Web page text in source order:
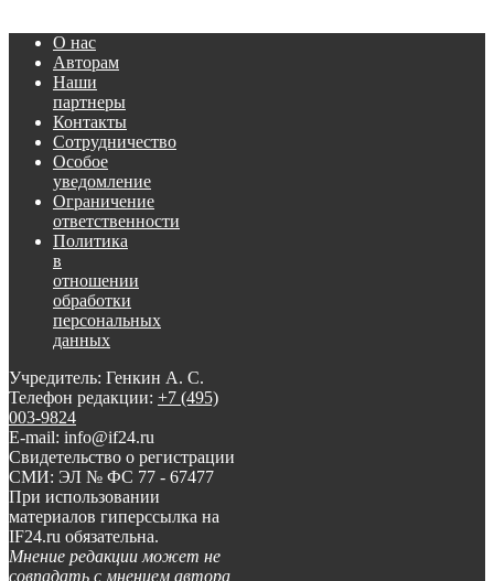
О нас
Авторам
Наши
партнеры
Контакты
Сотрудничество
Особое
уведомление
Ограничение
ответственности
Политика
в
отношении
обработки
персональных
данных
Учредитель: Генкин А. С.
Телефон редакции: +7 (495)
003-9824
E-mail: info@if24.ru
Свидетельство о регистрации
СМИ: ЭЛ № ФС 77 - 67477
При использовании
материалов гиперссылка на
IF24.ru обязательна.
Мнение редакции может не
совпадать с мнением автора